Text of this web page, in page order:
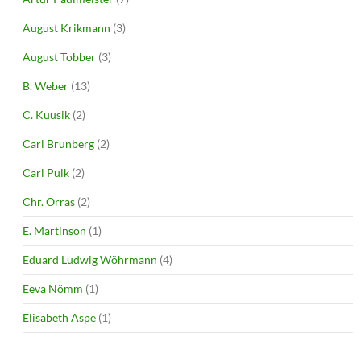
August Krikmann (3)
August Tobber (3)
B. Weber (13)
C. Kuusik (2)
Carl Brunberg (2)
Carl Pulk (2)
Chr. Orras (2)
E. Martinson (1)
Eduard Ludwig Wöhrmann (4)
Eeva Nõmm (1)
Elisabeth Aspe (1)